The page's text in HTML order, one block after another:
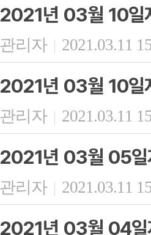
2021년 03월 10일
관리자 | 2021.03.11
2021년 03월 10일
관리자 | 2021.03.11
2021년 03월 05일
관리자 | 2021.03.11
2021년 03월 04일